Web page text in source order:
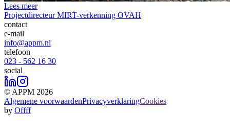
Lees meer
Projectdirecteur MIRT-verkenning OVAH
contact
e-mail
info@appm.nl
telefoon
023 - 562 16 30
social
© APPM 2026
Algemene voorwaardenPrivacyverklaringCookies
by Offff